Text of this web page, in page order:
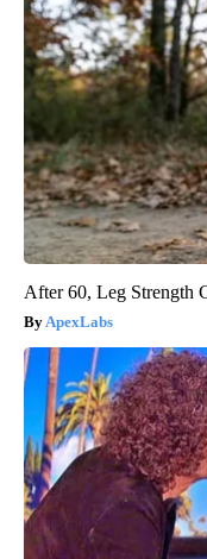
After 60, Leg Strength
ApexLabs